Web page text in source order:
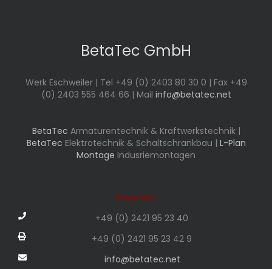
BetaTec GmbH
Werk Eschweiler | Tel +49 (0) 2403 80 30 0 | Fax +49
(0) 2403 555 464 66 | Mail info@betatec.net
BetaTec Armaturentechnik & Kraftwerkstechnik |
BetaTec Elektrotechnik & Schaltschrankbau | L-Plan
Montage Indusriemontagen
Hauptsitz
+49 (0) 2421 95 23 40
+49 (0) 2421 95 23 42 9
info@betatec.net